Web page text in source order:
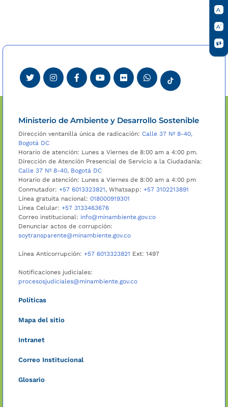
Ministerio de Ambiente y Desarrollo Sostenible
Dirección ventanilla única de radicación: Calle 37 Nº 8-40,
Bogotá DC
Horario de atención: Lunes a Viernes de 8:00 am a 4:00 pm.
Dirección de Atención Presencial de Servicio a la Ciudadanía:
Calle 37 Nº 8-40, Bogotá DC
Horario de atención: Lunes a Viernes de 8:00 am a 4:00 pm
Conmutador: +57 6013323821, Whatsapp: +57 3102213891
Línea gratuita nacional: 018000919301
Línea Celular: +57 3133463676
Correo institucional: info@minambiente.gov.co
Denunciar actos de corrupción:
soytransparente@minambiente.gov.co
Línea Anticorrupción: +57 6013323821 Ext: 1497
Notificaciones judiciales:
procesosjudiciales@minambiente.gov.co
Políticas
Mapa del sitio
Intranet
Correo Institucional
Glosario